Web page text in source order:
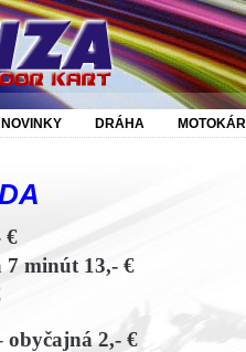
NOVINKY DRÁHA
€
minút 13,- €
2,- €